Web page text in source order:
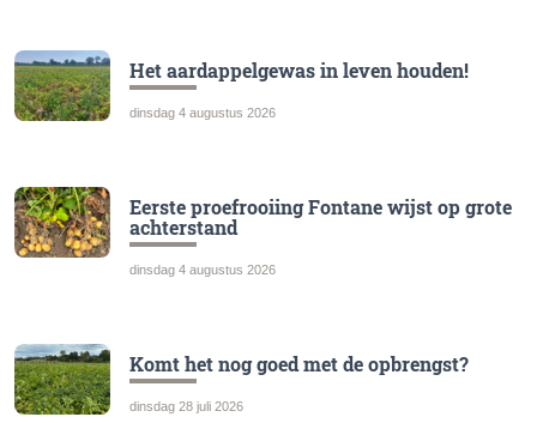
Het aardappelgewas in leven houden!
dinsdag 4 augustus 2026
Eerste proefrooiing Fontane wijst op grote
achterstand
dinsdag 4 augustus 2026
Komt het nog goed met de opbrengst?
dinsdag 28 juli 2026